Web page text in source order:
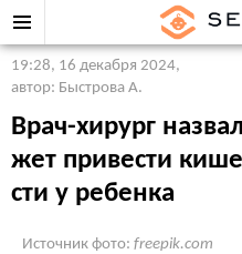
19:28, 16 декабря 2024,
автор: Быстрова А.
Врач-хирург
жет привести
сти у ребенка
Источник фото: freepik.com